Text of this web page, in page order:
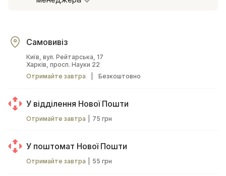
Самовивіз
Київ, вул. Рейтарська, 17
Харків, просп. Науки 22
Отримайте завтра
Безкоштовно
У відділення Нової Пошти
Отримайте завтра 75 грн
У поштомат Нової Пошти
Отримайте завтра 55 грн